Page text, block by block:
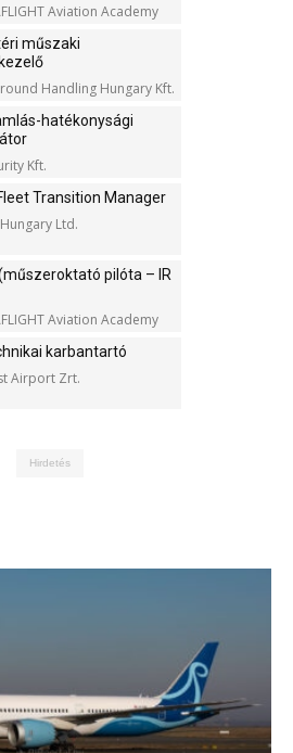
Aviation Academy
műszaki
Handling Hungary Kft.
hatékonysági
Kft.
Transition Manager
Ltd.
pilóta – IR
Aviation Academy
karbantartó
Airport Zrt.
Hirdetés